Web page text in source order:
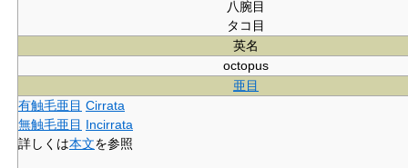
八腕目
タコ目
英名
octopus
亜目
有触毛亜目 Cirrata
無触毛亜目 Incirrata
詳しくは本文を参照